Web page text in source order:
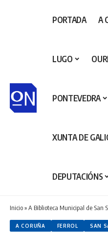
PORTADA A
LUGO
PONTEVEDRA
XUNTA DE
DEPUTACIÓNS
Inicio»A Biblioteca Municipal de San
A CORUÑA FERROL SAN